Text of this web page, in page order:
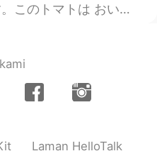
ちいさいです。 😄I spent the weekend working on learning how to c...
Laman HelloTalk